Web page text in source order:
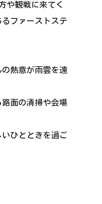
や観戦に来てく
ファーストステ
熱意が雨雲を遠
面の清掃や会場
ひとときを過ご